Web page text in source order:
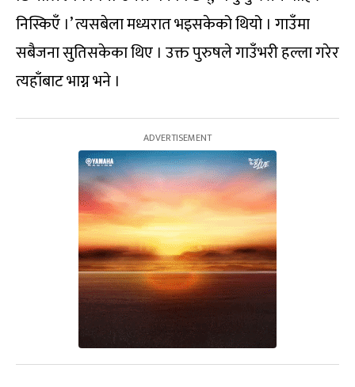
निस्किएँ ।’ त्यसबेला मध्यरात भइसकेको थियो । गाउँमा
सबैजना सुतिसकेका थिए । उक्त पुरुषले गाउँभरी हल्ला गरेर
त्यहाँबाट भाग्न भने ।